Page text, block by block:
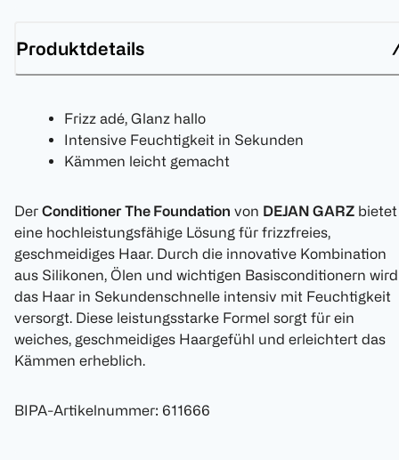
Produktdetails
Frizz adé, Glanz hallo
Intensive Feuchtigkeit in Sekunden
Kämmen leicht gemacht
Der Conditioner The Foundation von DEJAN GARZ bietet
eine hochleistungsfähige Lösung für frizzfreies,
geschmeidiges Haar. Durch die innovative Kombination
aus Silikonen, Ölen und wichtigen Basisconditionern wird
das Haar in Sekundenschnelle intensiv mit Feuchtigkeit
versorgt. Diese leistungsstarke Formel sorgt für ein
weiches, geschmeidiges Haargefühl und erleichtert das
Kämmen erheblich.
BIPA-Artikelnummer: 611666